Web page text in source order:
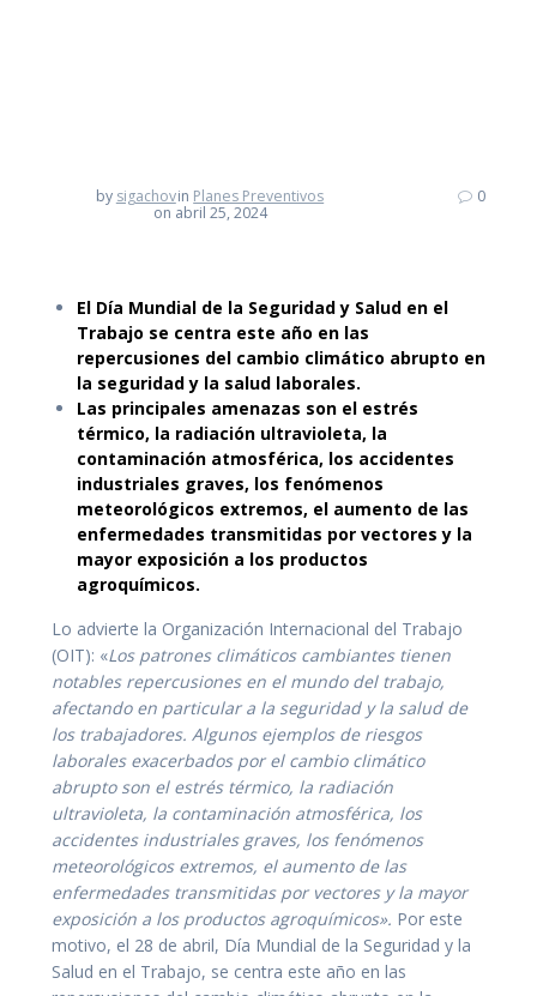
by sigachovin Planes Preventivos
on abril 25, 2024
0
El Día Mundial de la Seguridad y Salud en el
Trabajo se centra este año en las
repercusiones del cambio climático abrupto en
la seguridad y la salud laborales.
Las principales amenazas son el estrés
térmico, la radiación ultravioleta, la
contaminación atmosférica, los accidentes
industriales graves, los fenómenos
meteorológicos extremos, el aumento de las
enfermedades transmitidas por vectores y la
mayor exposición a los productos
agroquímicos.
Lo advierte la Organización Internacional del Trabajo
(OIT): «Los patrones climáticos cambiantes tienen
notables repercusiones en el mundo del trabajo,
afectando en particular a la seguridad y la salud de
los trabajadores. Algunos ejemplos de riesgos
laborales exacerbados por el cambio climático
abrupto son el estrés térmico, la radiación
ultravioleta, la contaminación atmosférica, los
accidentes industriales graves, los fenómenos
meteorológicos extremos, el aumento de las
enfermedades transmitidas por vectores y la mayor
exposición a los productos agroquímicos». Por este
motivo, el 28 de abril, Día Mundial de la Seguridad y la
Salud en el Trabajo, se centra este año en las